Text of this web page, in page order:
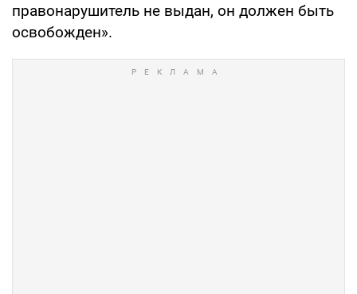
правонарушитель не выдан, он должен быть
освобожден».